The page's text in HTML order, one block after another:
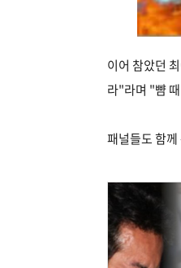
이어 참았던
라"라며 "뺨
패널들도 함